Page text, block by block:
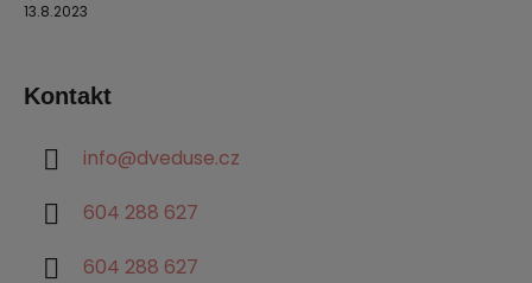
13.8.2023
Kontakt
info@dveduse.cz
604 288 627
604 288 627